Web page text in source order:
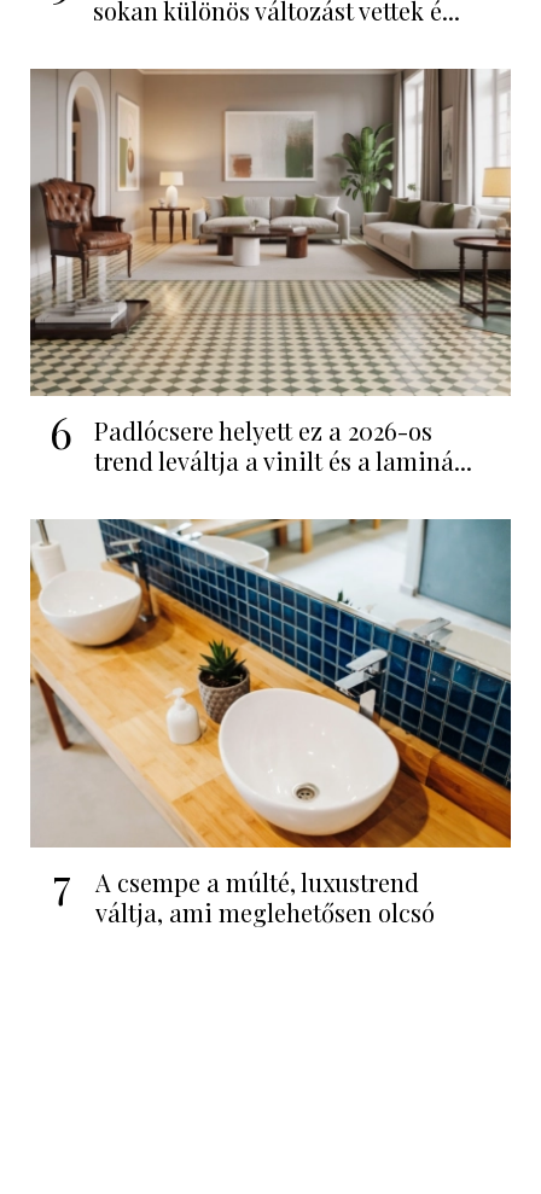
sokan különös változást vettek é...
6
Padlócsere helyett ez a 2026-os
trend leváltja a vinilt és a laminá...
7
A csempe a múlté, luxustrend
váltja, ami meglehetősen olcsó